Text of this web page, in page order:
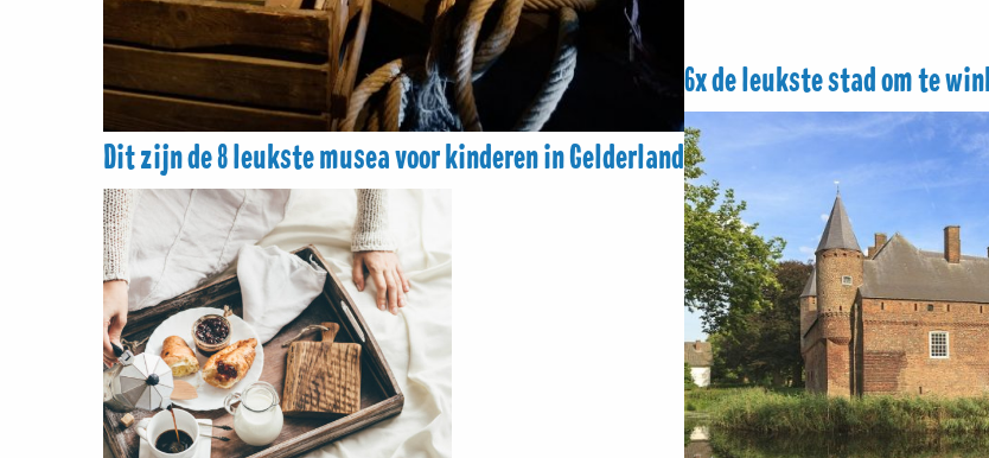
Dit zijn de 8 leukste musea voor kinderen in Gelderland
6x de leukste stad om te